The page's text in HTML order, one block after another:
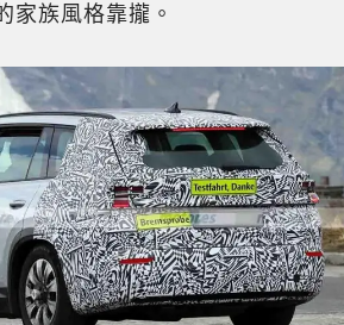
家族風格靠攏。